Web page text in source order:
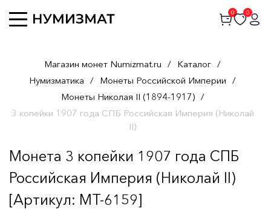
0 0
Магазин монет Numizmat.ru / Каталог /
Нумизматика / Монеты Российской Империи /
Монеты Николая II (1894-1917) /
3 копейки 1907 года СПБ Российская Империя (Николай
II)
Монета 3 копейки 1907 года СПБ
Российская Империя (Николай II)
[Артикул: MT-6159]